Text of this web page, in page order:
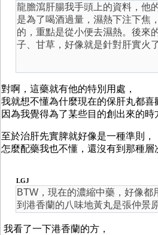
龍膽瀉肝腸我手頭上的資料，他
是為了喝酒過量，濕熱下注下焦
的，重點是從小便去濕熱。後來
子、甘草，好像就是針對肝實火
對啊，這藥就有他的特別用處，
我就想不懂為什麼現在的保肝丸都喜
因為我覺得為了某些目的創出來的時
至於治肝先實脾就好像是一種準則，
怎麼配藥我也不懂，還沒有到那種層
LGJ
BTW，現在的濃縮中藥，好像都
到港香蘭的八味地黃丸是張仲景原
我看了一下港香蘭的方，